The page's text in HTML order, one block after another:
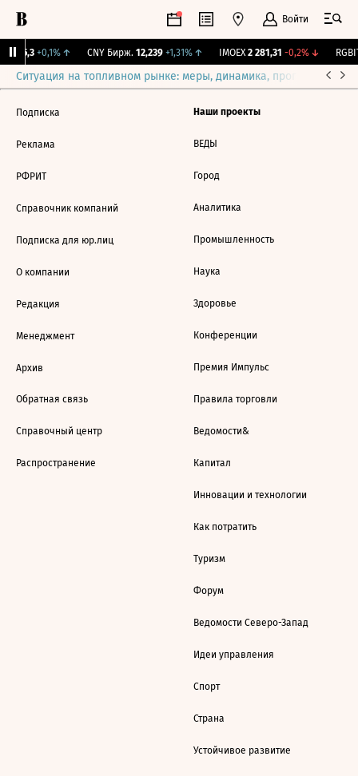
Войти
115,3 +0,1%↑ CNY Бирж. 12,239 +1,31%↑ IMOEX 2 281,31 -0,2%↓
Ситуация на топливном рынке: меры, динамика, прогнозы
Подписка
Реклама
РФРИТ
Справочник компаний
Подписка для юр.лиц
О компании
Редакция
Менеджмент
Архив
Обратная связь
Справочный центр
Распространение
Наши проекты
ВЕДЫ
Город
Аналитика
Промышленность
Наука
Здоровье
Конференции
Премия Импульс
Правила торговли
Ведомости&
Капитал
Инновации и технологии
Как потратить
Туризм
Форум
Ведомости Северо-Запад
Идеи управления
Спорт
Страна
Устойчивое развитие